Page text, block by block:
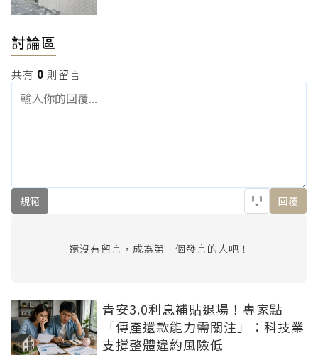
討論區
共有 0 則留言
規範 回覆
還沒有留言，成為第一個發言的人吧！
青安3.0利息補貼退場！專家點
「傳產還款能力需關注」：科技業
支撐整體違約風險低